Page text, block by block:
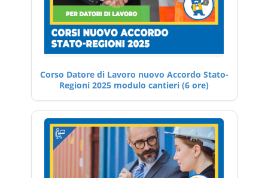
Corso Datore di Lavoro nuovo Accordo Stato-
Regioni 2025 modulo cantieri (6 ore)